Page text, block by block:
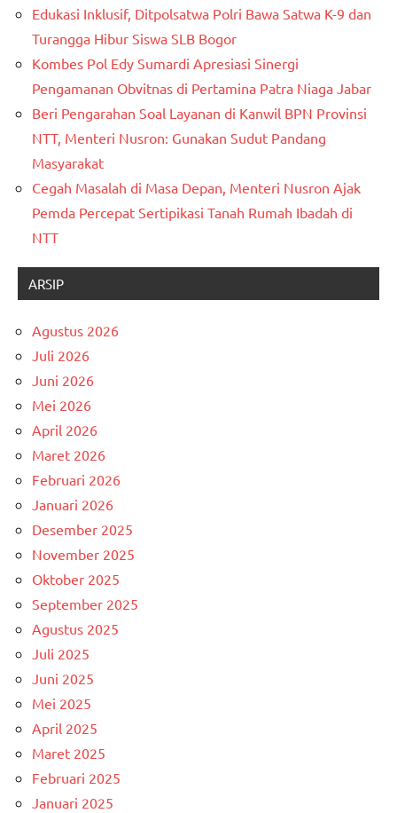
Edukasi Inklusif, Ditpolsatwa Polri Bawa Satwa K-9 dan
Turangga Hibur Siswa SLB Bogor
Kombes Pol Edy Sumardi Apresiasi Sinergi
Pengamanan Obvitnas di Pertamina Patra Niaga Jabar
Beri Pengarahan Soal Layanan di Kanwil BPN Provinsi
NTT, Menteri Nusron: Gunakan Sudut Pandang
Masyarakat
Cegah Masalah di Masa Depan, Menteri Nusron Ajak
Pemda Percepat Sertipikasi Tanah Rumah Ibadah di
NTT
ARSIP
Agustus 2026
Juli 2026
Juni 2026
Mei 2026
April 2026
Maret 2026
Februari 2026
Januari 2026
Desember 2025
November 2025
Oktober 2025
September 2025
Agustus 2025
Juli 2025
Juni 2025
Mei 2025
April 2025
Maret 2025
Februari 2025
Januari 2025